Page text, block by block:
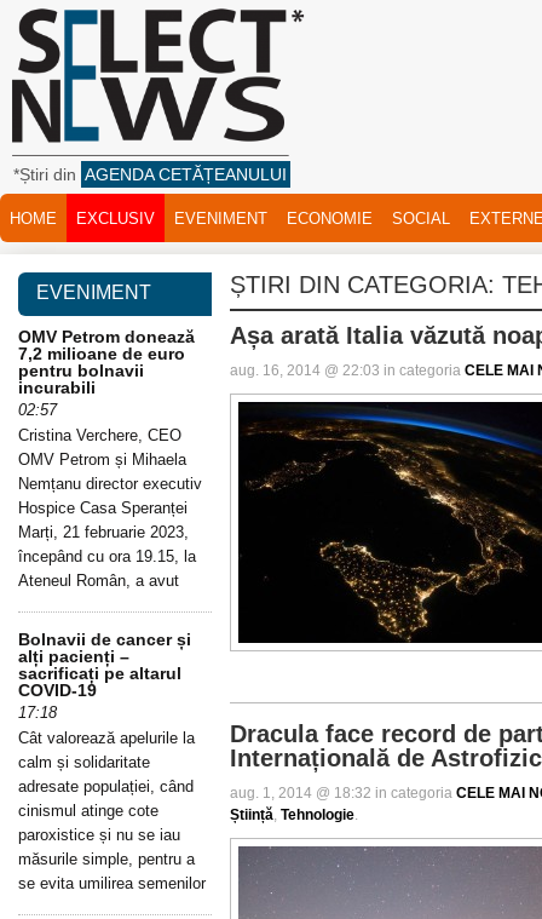
*Știri din AGENDA CETĂȚEANULUI
HOME EXCLUSIV EVENIMENT ECONOMIE SOCIAL
ȘTIRI DIN CATEGORIA:
Așa arată Italia văzută
aug. 16, 2014 @ 22:03 in categoria CELE MAI
Dracula face record de
Internațională de
aug. 1, 2014 @ 18:32 in categoria CELE MAI
Știință, Tehnologie.
EVENIMENT
OMV Petrom donează
7,2 milioane de euro
pentru bolnavii
incurabili
02:57
Cristina Verchere, CEO
OMV Petrom și Mihaela
Nemțanu director executiv
Hospice Casa Speranței
Marți, 21 februarie 2023,
începând cu ora 19.15, la
Ateneul Român, a avut
Bolnavii de cancer și
alți pacienți –
sacrificați pe altarul
COVID-19
17:18
Cât valorează apelurile la
calm și solidaritate
adresate populației, când
cinismul atinge cote
paroxistice și nu se iau
măsurile simple, pentru a
se evita umilirea semenilor